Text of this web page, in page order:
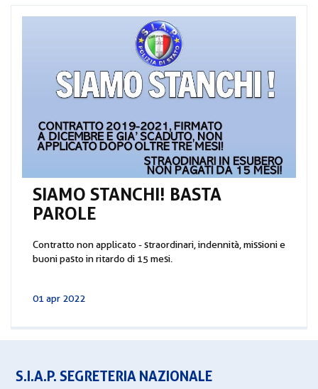
SIAMO STANCHI! BASTA
PAROLE
Contratto non applicato - straordinari, indennità, missioni e
buoni pasto in ritardo di 15 mesi.
01 apr 2022
S.I.A.P. SEGRETERIA NAZIONALE